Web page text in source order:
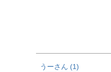
うー 1